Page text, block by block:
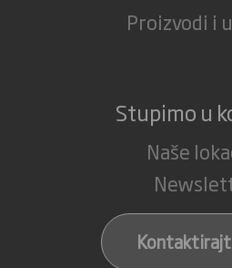
Proizvodi i
Stupimo u
Naše